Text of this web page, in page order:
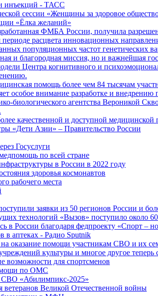
инъекций - ТАСС
сессии «Женщины за здоровое
«Ёлка желаний»
ФМБА России, получила
расцвета инновационных
популяционных частот генетических
и благородная миссия, но и важнейшая
Центра когнитивного и
помощь более чем 84 тысячам
особое внимание разработке и внедрению
биологического агентства Вероникой
качественной и доступной
«Дети Азии» – Правительство России
Госуслуги
по всей стране
в России в 2022 году
здоровья космонавтов
рабочего места
заявки из 50 регионов России и
технологий «Вызов» поступило около
в России благодаря федпроекту «Спорт –
в аптеках - Радио Sputnik
оказание помощи участникам СВО и их
культуры и многое другое теперь
для спортсменов
по ОМС
СВО «Абилимпикс-2025»
Великой Отечественной войны